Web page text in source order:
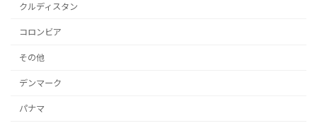
クルディスタン
コロンビア
その他
デンマーク
パナマ